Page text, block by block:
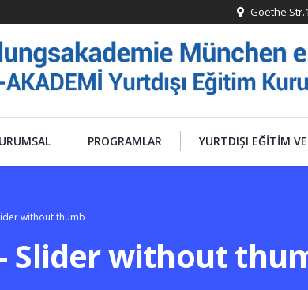
Goethe
PROGRAMLAR YURTDIŞI EĞITIM
without thumb
Slider without